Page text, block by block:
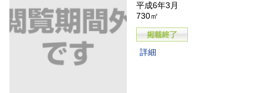
平成6年3月
730㎡
詳細